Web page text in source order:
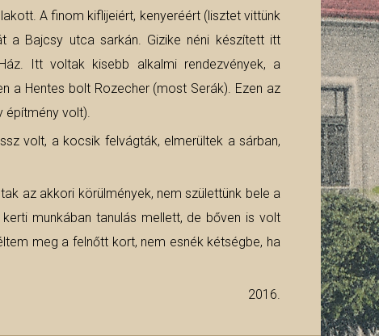
A finom kiflijeiért, kenyeréért (lisztet vittünk
a Bajcsy utca sarkán. Gizike néni készített itt
Itt voltak kisebb alkalmi rendezvények, a
a Hentes bolt Rozecher (most Serák). Ezen az
építmény volt).
volt, a kocsik felvágták, elmerültek a sárban,
az akkori körülmények, nem születtünk bele a
munkában tanulás mellett, de bőven is volt
meg a felnőtt kort, nem esnék kétségbe, ha
2016.